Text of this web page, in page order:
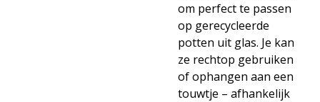
om perfect te passen
op gerecycleerde
potten uit glas. Je kan
ze rechtop gebruiken
of ophangen aan een
touwtje – afhankelijk